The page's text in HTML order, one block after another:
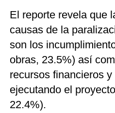
El reporte revela que
causas de la
son los
obras, 23.5%) así
recursos financieros
ejecutando el
22.4%).